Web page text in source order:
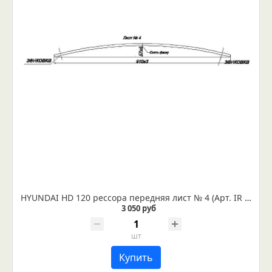
HYUNDAI HD 120 рессора передняя лист № 4 (Арт. IR 06-08-04)
3 050 руб
шт
Купить